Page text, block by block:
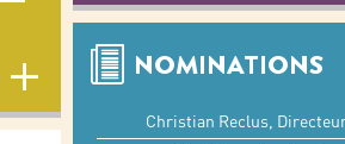
NOMINATIONS
Christian Reclus,